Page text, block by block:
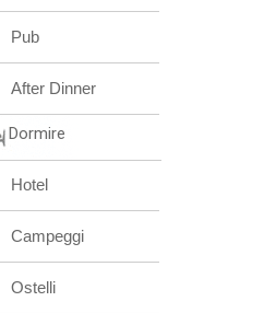
Pub
After Dinner
Dormire
Hotel
Campeggi
Ostelli